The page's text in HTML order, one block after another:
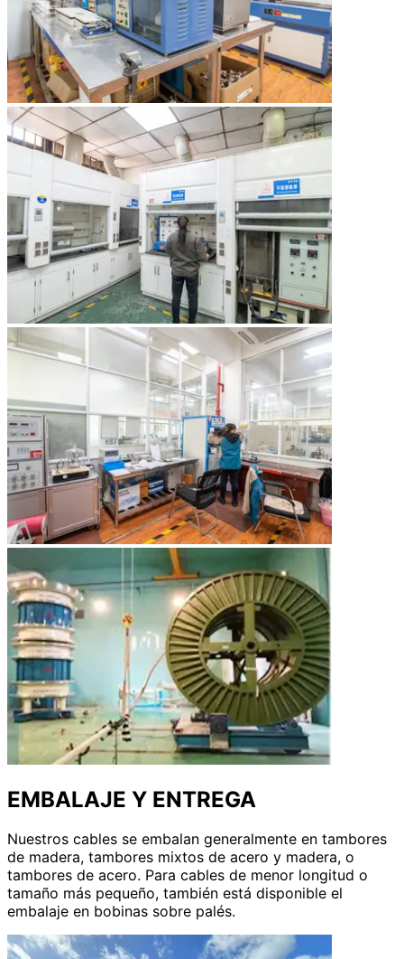
EMBALAJE Y ENTREGA
Nuestros cables se embalan generalmente en tambores
de madera, tambores mixtos de acero y madera, o
tambores de acero. Para cables de menor longitud o
tamaño más pequeño, también está disponible el
embalaje en bobinas sobre palés.